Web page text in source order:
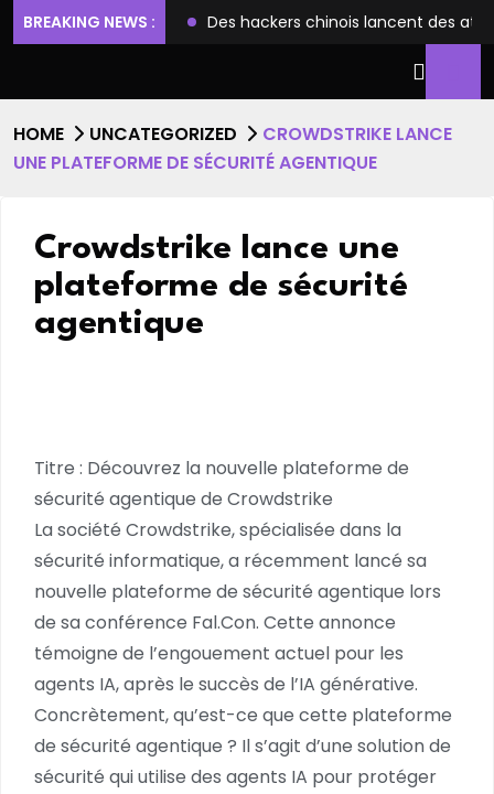
BREAKING NEWS :
de fichiers Des hackers chinois lancent des
HOME UNCATEGORIZED
CROWDSTRIKE LANCE
UNE PLATEFORME DE SÉCURITÉ AGENTIQUE
Crowdstrike lance une
plateforme de sécurité
agentique
Titre : Découvrez la nouvelle plateforme de
sécurité agentique de Crowdstrike
La société Crowdstrike, spécialisée dans la
sécurité informatique, a récemment lancé sa
nouvelle plateforme de sécurité agentique lors
de sa conférence Fal.Con. Cette annonce
témoigne de l’engouement actuel pour les
agents IA, après le succès de l’IA générative.
Concrètement, qu’est-ce que cette plateforme
de sécurité agentique ? Il s’agit d’une solution de
sécurité qui utilise des agents IA pour protéger